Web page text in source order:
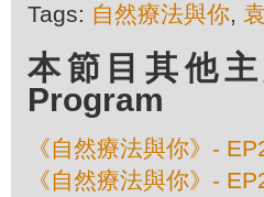
Tags: 自然療法與你,
本節目其他
Program
《自然療法與你》-
《自然療法與你》-